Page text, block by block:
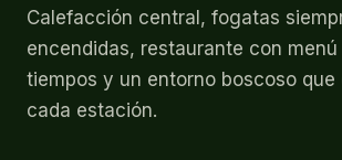
Calefacción central, fogatas
encendidas, restaurante con menú
tiempos y un entorno boscoso que
cada estación.